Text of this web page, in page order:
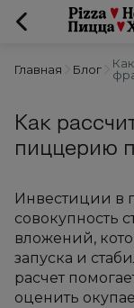
Главная Блог
Как
пиццерию
Инвестиции в
совокупность
вложений,
запуска и
расчет
оценить